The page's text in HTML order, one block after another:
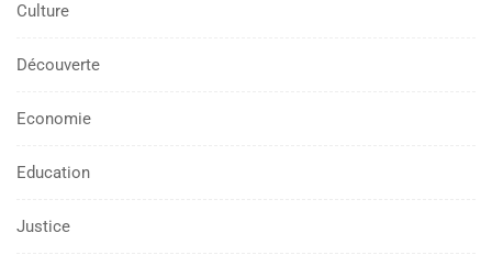
Culture
Découverte
Economie
Education
Justice